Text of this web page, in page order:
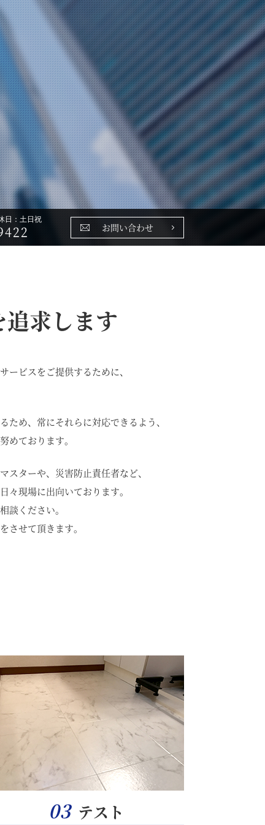
日：土日祝
お問い合わせ
求します
ービスをご提供するために、
ため、常にそれらに対応できるよう、
めております。
スターや、災害防止責任者など、
々現場に出向いております。
談ください。
させて頂きます。
03 テスト